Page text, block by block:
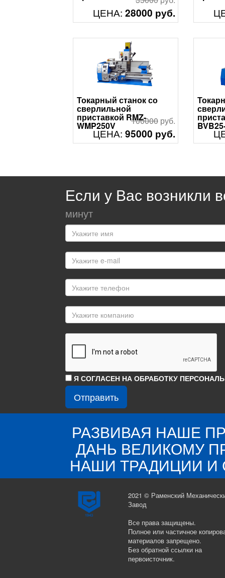
ЦЕНА: 28000 руб.
Токарный станок со
сверлильной
приставкой RMZ-
WMP250V 100000 руб.
ЦЕНА: 95000 руб.
Если у Вас возникли
минут
Я СОГЛАСЕН НА ОБРАБОТКУ
РАЗВИВАЯ НАШЕ
ДАНЬ ВЕЛИКОМУ
НАШИ ТРАДИЦИИ И
2021 © Раменский
Завод
Все права защищены.
Полное или частичное
материалов запрещено.
Без обратной ссылки на
первоисточник.